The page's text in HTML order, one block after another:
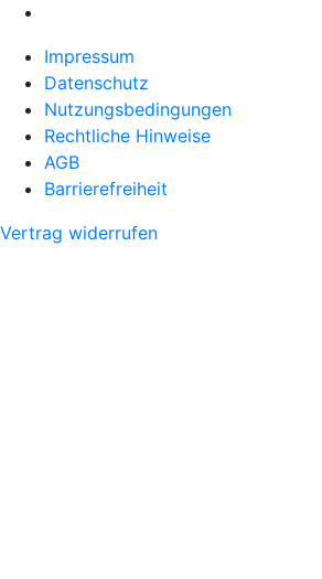
Impressum
Datenschutz
Nutzungsbedingungen
Rechtliche Hinweise
AGB
Barrierefreiheit
Vertrag widerrufen